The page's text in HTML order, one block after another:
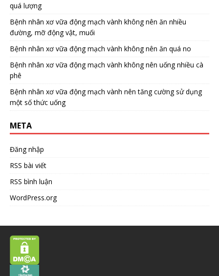
quá lượng
Bệnh nhân xơ vữa động mạch vành không nên ăn nhiều
đường, mỡ động vật, muối
Bệnh nhân xơ vữa động mạch vành không nên ăn quá no
Bệnh nhân xơ vữa động mạch vành không nên uống nhiều cà
phê
Bệnh nhân xơ vữa động mạch vành nên tăng cường sử dụng
một số thức uống
META
Đăng nhập
RSS bài viết
RSS bình luận
WordPress.org